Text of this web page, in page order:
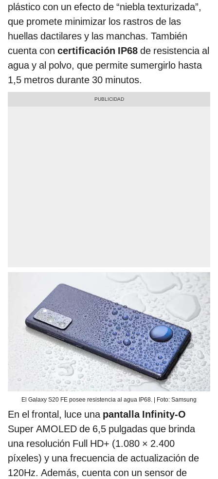
plástico con un efecto de “niebla texturizada”,
que promete minimizar los rastros de las
huellas dactilares y las manchas. También
cuenta con certificación IP68 de resistencia al
agua y al polvo, que permite sumergirlo hasta
1,5 metros durante 30 minutos.
El Galaxy S20 FE posee resistencia al agua IP68. | Foto: Samsung
En el frontal, luce una pantalla Infinity-O
Super AMOLED de 6,5 pulgadas que brinda
una resolución Full HD+ (1.080 × 2.400
píxeles) y una frecuencia de actualización de
120Hz. Además, cuenta con un sensor de